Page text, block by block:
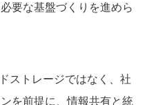
要な基盤づくりを進めら
ストレージではなく、社
を前提に、情報共有と統